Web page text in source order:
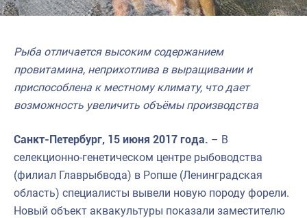
Рыба отличается высоким содержанием
провитамина, неприхотлива в выращивании и
приспособлена к местному климату, что дает
возможность увеличить объёмы производства
Санкт-Петербург, 15 июня 2017 года. – В
селекционно-генетическом центре рыбоводства
(филиал Главрыбвода) в Ропше (Ленинградская
область) специалисты вывели новую породу форели.
Новый объект аквакультуры показали заместителю